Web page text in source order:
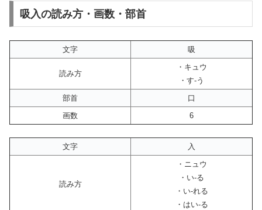
吸入の読み方・画数・部首
文字 吸
読み方
・キュウ
・す-う
部首
口
画数
6
文字 入
読み方
・ニュウ
・い-る
・い-れる
・はい-る